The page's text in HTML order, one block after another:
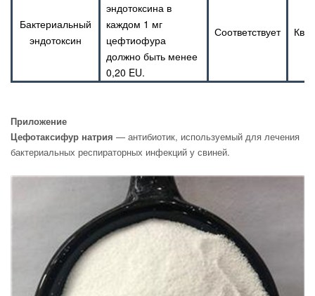
Бактериальный
эндотоксин
эндотоксина в
каждом 1 мг
цефтиофура
должно быть менее
0,20 EU.
Соответствует
Приложение
Цефотаксифур натрия — антибиотик, используемый для лечения
бактериальных респираторных инфекций у свиней.